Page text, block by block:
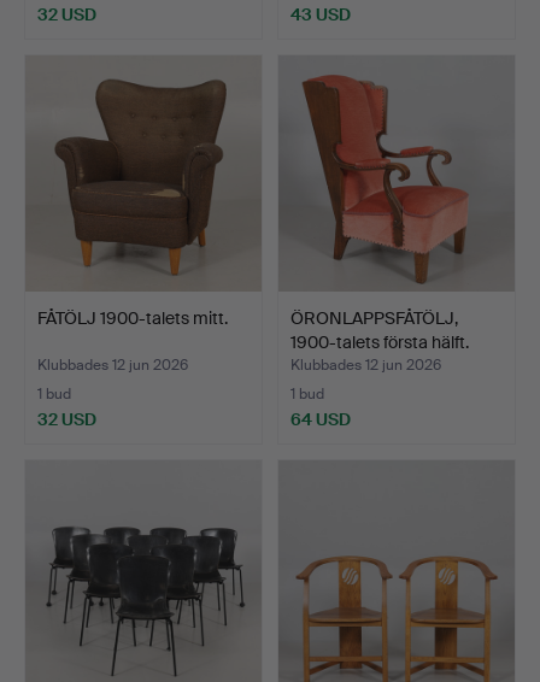
32 USD 43 USD
FÅTÖLJ 1900-talets mitt.
Klubbades 12 jun 2026
1 bud
32 USD
ÖRONLAPPSFÅTÖLJ,
1900-talets första hälft.
Klubbades 12 jun 2026
1 bud
64 USD